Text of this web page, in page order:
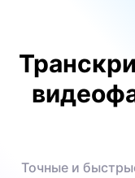
Точные и